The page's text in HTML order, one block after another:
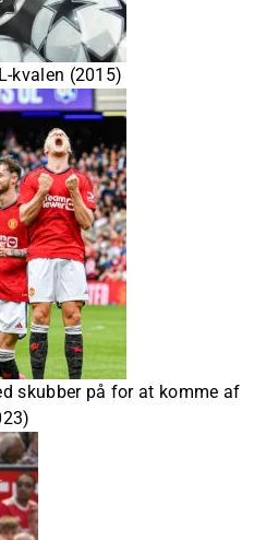
kvalen (2015)
skubber på for at komme af